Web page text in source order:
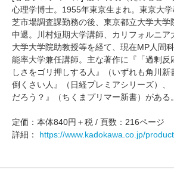
心理学博士。1955年東京生まれ。東京大
芝市場調査課勤務の後、東京都立大学大学
中退。川村短期大学講師、カリフォルニア
大学大学院助教授等を経て、現在MP人間
能率大学兼任講師。主な著作に『「過剰反
しさをゴリ押しする人』（いずれも角川
倒くさい人』（日経プレミアシリーズ）、
だろう？』（ちくまプリマー新書）がある。
定価：本体840円＋税 / 頁数：216ページ
詳細： https://www.kadokawa.co.jp/